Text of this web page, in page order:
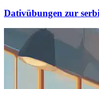
Dativübungen zur